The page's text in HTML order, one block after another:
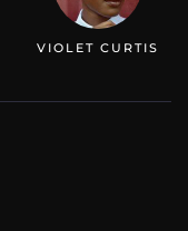
VIOLET CURTIS